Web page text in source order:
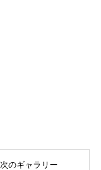
次のギャラリー